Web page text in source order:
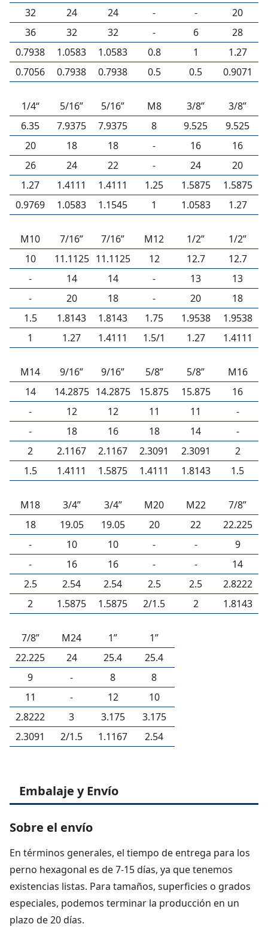
32
24 24 - -
20
36
32 32 - 6
28
0.7938
1.0583 1.0583 0.8 1
1.27
0.7056
0.7938 0.7938 0.5 0.5 0.9071
1/4“ 5/16” 5/16” M8 3/8”
3/8”
6.35
7.9375 7.9375 8 9.525
9.525
20
18 18 - 16
16
26
24 22 - 24
20
1.27
1.4111 1.4111 1.25 1.5875
1.5875
0.9769
1.0583 1.1545 1 1.0583 1.27
M10 7/16” 7/16” M12 1/2”
1/2”
10
11.1125 11.1125 12 12.7
12.7
-
14 14 - 13
13
-
20 18 - 20
18
1.5
1.8143 1.8143 1.75 1.9538
1.9538
1
1.27 1.4111 1.5/1 1.27 1.4111
M14 9/16” 9/16” 5/8” 5/8”
M16
14
14.2875 14.2875 15.875 15.875
16
-
12 12 11 11
-
-
18 16 18 14
-
2
2.1167 2.1167 2.3091 2.3091
2
1.5
1.4111 1.5875 1.4111 1.8143 1.5
M18 3/4” 3/4” M20 M22
7/8”
18
19.05 19.05 20 22
22.225
-
10 10 - -
9
-
16 16 - -
14
2.5
2.54 2.54 2.5 2.5
2.8222
2
1.5875 1.5875 2/1.5 2 1.8143
7/8” M24 1”
1”
22.225
24 25.4
25.4
9
- 8
8
11
- 12
10
2.8222
3 3.175
3.175
2.3091
2/1.5 1.1167 2.54
Embalaje y Envío
Sobre el envío
En términos generales, el tiempo de entrega para los
perno hexagonal es de 7-15 días, ya que tenemos
existencias listas. Para tamaños, superficies o grados
especiales, podemos terminar la producción en un
plazo de 20 días.